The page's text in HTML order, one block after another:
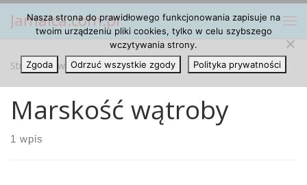
Przejdź do treści
Jamaica.com.pl
Strona główna » Marskość wątroby
Marskość wątroby
1 wpis
Nasza strona do prawidłowego funkcjonowania zapisuje na
twoim urządzeniu pliki cookies, tylko w celu szybszego
wczytywania strony.
Zgoda
Odrzuć wszystkie zgody Polityka prywatności